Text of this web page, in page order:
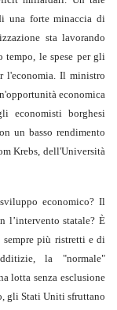
una forte minaccia di
sta lavorando
tempo, le spese per gli
l'economia. Il ministro
economica
economisti borghesi
un basso rendimento
Krebs, dell'Università
economico? Il
l’intervento statale? È
più ristretti e di
la "normale"
lotta senza esclusione
gli Stati Uniti sfruttano